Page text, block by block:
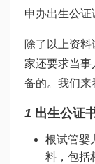
申办出生公证
除了以上资料
家还要求当事
备的。我们来
1 出生公证
根试管婴
料，包括